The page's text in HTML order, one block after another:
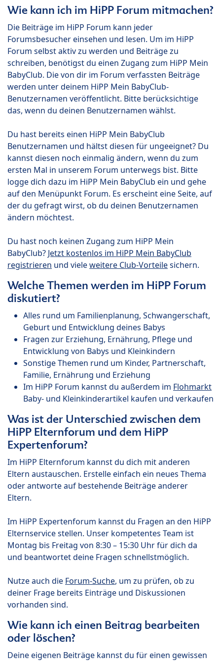
Wie kann ich im HiPP Forum mitmachen?
Die Beiträge im HiPP Forum kann jeder
Forumsbesucher einsehen und lesen. Um im HiPP
Forum selbst aktiv zu werden und Beiträge zu
schreiben, benötigst du einen Zugang zum HiPP Mein
BabyClub. Die von dir im Forum verfassten Beiträge
werden unter deinem HiPP Mein BabyClub-
Benutzernamen veröffentlicht. Bitte berücksichtige
das, wenn du deinen Benutzernamen wählst.
Du hast bereits einen HiPP Mein BabyClub
Benutzernamen und hältst diesen für ungeeignet? Du
kannst diesen noch einmalig ändern, wenn du zum
ersten Mal in unserem Forum unterwegs bist. Bitte
logge dich dazu im HiPP Mein BabyClub ein und gehe
auf den Menüpunkt Forum. Es erscheint eine Seite, auf
der du gefragt wirst, ob du deinen Benutzernamen
ändern möchtest.
Du hast noch keinen Zugang zum HiPP Mein
BabyClub? Jetzt kostenlos im HiPP Mein BabyClub
registrieren und vieleweitere Club-Vorteilesichern.
Welche Themen werden im HiPP Forum
diskutiert?
Alles rund um Familienplanung, Schwangerschaft,
Geburt und Entwicklung deines Babys
Fragen zur Erziehung, Ernährung, Pflege und
Entwicklung von Babys und Kleinkindern
Sonstige Themen rund um Kinder, Partnerschaft,
Familie, Ernährung und Erziehung
Im HiPP Forum kannst du außerdem im Flohmarkt
Baby- und Kleinkinderartikel kaufen und verkaufen
Was ist der Unterschied zwischen dem
HiPP Elternforum und dem HiPP
Expertenforum?
Im HiPP Elternforum kannst du dich mit anderen
Eltern austauschen. Erstelle einfach ein neues Thema
oder antworte auf bestehende Beiträge anderer
Eltern.
Im HiPP Expertenforum kannst du Fragen an den HiPP
Elternservice stellen. Unser kompetentes Team ist
Montag bis Freitag von 8:30 – 15:30 Uhr für dich da
und beantwortet deine Fragen schnellstmöglich.
Nutze auch die Forum-Suche, um zu prüfen, ob zu
deiner Frage bereits Einträge und Diskussionen
vorhanden sind.
Wie kann ich einen Beitrag bearbeiten
oder löschen?
Deine eigenen Beiträge kannst du für einen gewissen